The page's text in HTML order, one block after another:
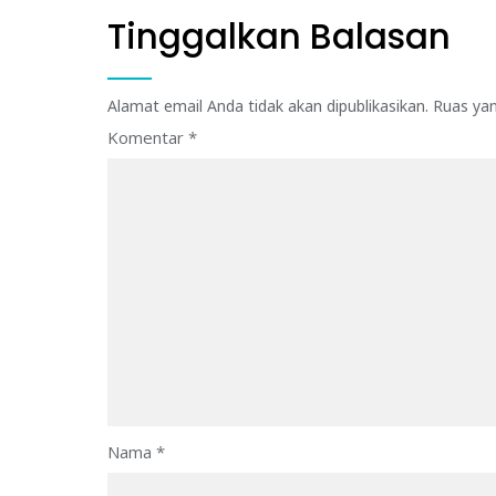
Tinggalkan Balasan
Alamat email Anda tidak akan dipublikasikan. Ruas
Komentar *
Nama *